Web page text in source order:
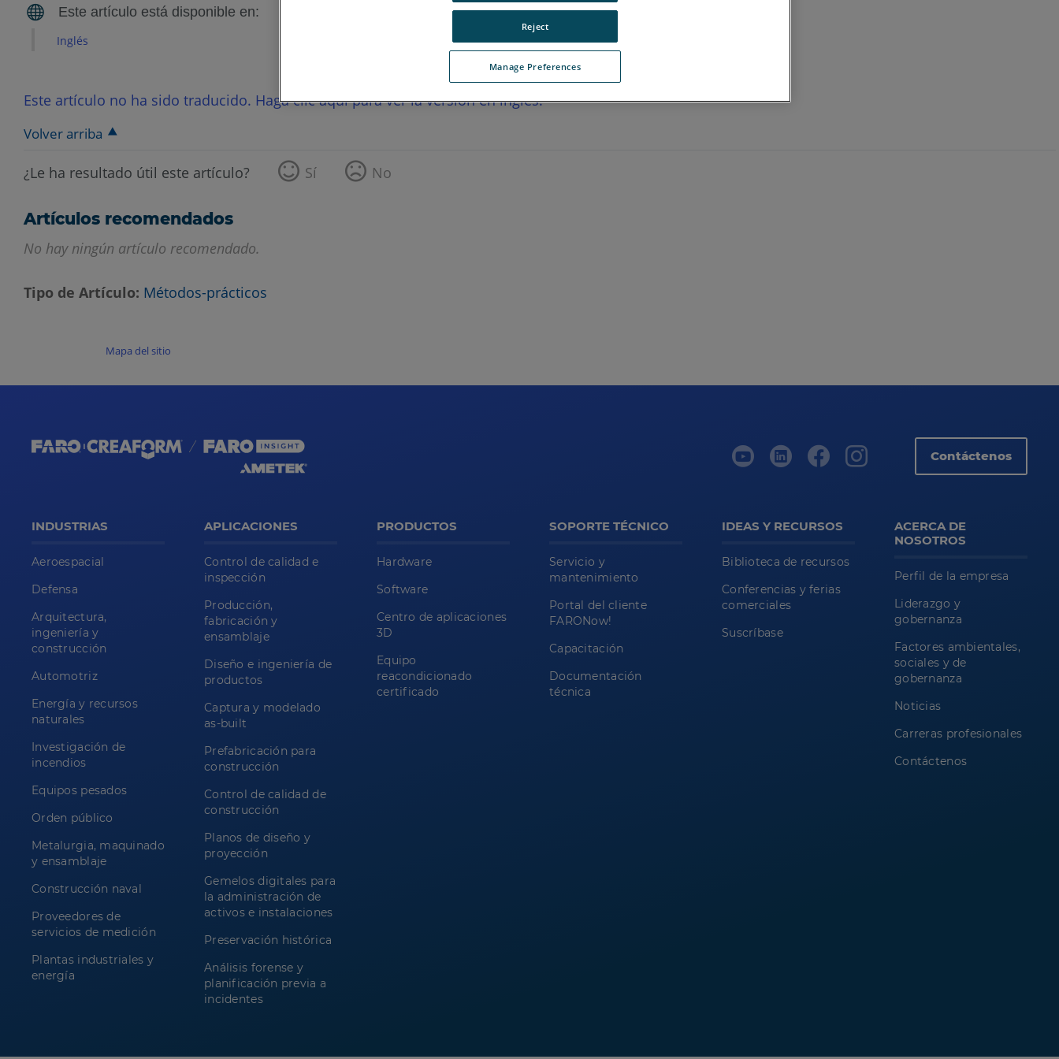
Inglés
Este artículo no ha sido traducido. Haga clic aquí para ver la versión en inglés.
Volver arriba
¿Le ha resultado útil este artículo? Sí No
Artículos recomendados
No hay ningún artículo recomendado.
Tipo de Artículo Métodos-prácticos
Mapa del sitio
Contáctenos
INDUSTRIAS
Aeroespacial
Defensa
Arquitectura,
ingeniería y
construcción
Automotriz
Energía y recursos
naturales
Investigación de
incendios
Equipos pesados
Orden público
Metalurgia, maquinado
y ensamblaje
Construcción naval
Proveedores de
servicios de medición
Plantas industriales y
energía
APLICACIONES
Control de calidad e
inspección
Producción,
fabricación y
ensamblaje
Diseño e ingeniería de
productos
Captura y modelado
as-built
Prefabricación para
construcción
Control de calidad de
construcción
Planos de diseño y
proyección
Gemelos digitales para
la administración de
activos e instalaciones
Preservación histórica
Análisis forense y
planificación previa a
incidentes
PRODUCTOS
Hardware
Software
Centro de aplicaciones
3D
Equipo
reacondicionado
certificado
SOPORTE TÉCNICO
Servicio y
mantenimiento
Portal del cliente
FARONow!
Capacitación
Documentación
técnica
IDEAS Y RECURSOS
Biblioteca de recursos
Conferencias y ferias
comerciales
Suscríbase
ACERCA DE
NOSOTROS
Perfil de la empresa
Liderazgo y
gobernanza
Factores ambientales,
sociales y de
gobernanza
Noticias
Carreras profesionales
Contáctenos
Manage Preferences
Reject